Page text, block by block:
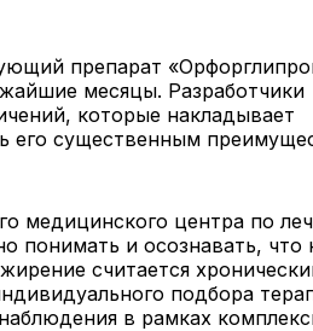
препарат
месяцы. Разработчики
которые накладывает
его существенным
медицинского центра по
понимать и осознавать, что
считается
подбора
в рамках